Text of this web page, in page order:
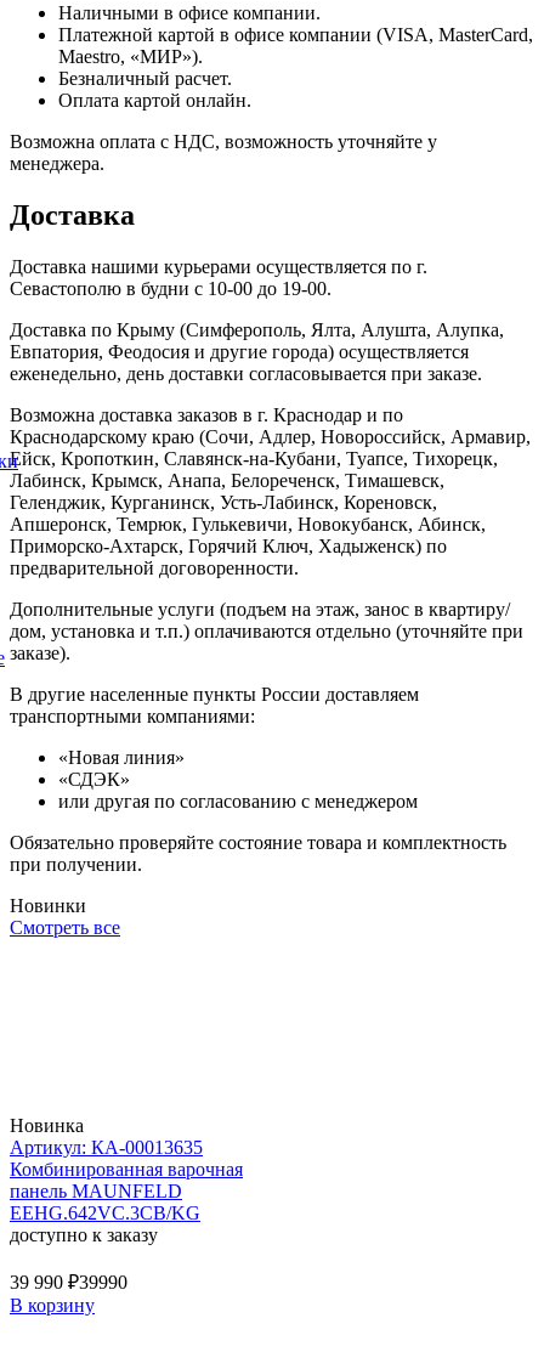
Наличными в офисе компании.
Платежной картой в офисе компании (VISA, MasterCard,
Maestro, «МИР»).
Безналичный расчет.
Оплата картой онлайн.
Возможна оплата с НДС, возможность уточняйте у
менеджера.
Доставка
Доставка нашими курьерами осуществляется по г.
Севастополю в будни с 10-00 до 19-00.
Доставка по Крыму (Симферополь, Ялта, Алушта, Алупка,
Евпатория, Феодосия и другие города) осуществляется
еженедельно, день доставки согласовывается при заказе.
Возможна доставка заказов в г. Краснодар и по
Краснодарскому краю (Сочи, Адлер, Новороссийск, Армавир,
Ейск, Кропоткин, Славянск-на-Кубани, Туапсе, Тихорецк,
Лабинск, Крымск, Анапа, Белореченск, Тимашевск,
Геленджик, Курганинск, Усть-Лабинск, Кореновск,
Апшеронск, Темрюк, Гулькевичи, Новокубанск, Абинск,
Приморско-Ахтарск, Горячий Ключ, Хадыженск) по
предварительной договоренности.
Дополнительные услуги (подъем на этаж, занос в квартиру/
дом, установка и т.п.) оплачиваются отдельно (уточняйте при
заказе).
В другие населенные пункты России доставляем
транспортными компаниями:
«Новая линия»
«СДЭК»
или другая по согласованию с менеджером
Обязательно проверяйте состояние товара и комплектность
при получении.
Новинки
Смотреть все
Новинка
Артикул: КА-00013635
Комбинированная варочная
панель MAUNFELD
EEHG.642VC.3CB/KG
доступно к заказу
39 990 ₽39990
В корзину